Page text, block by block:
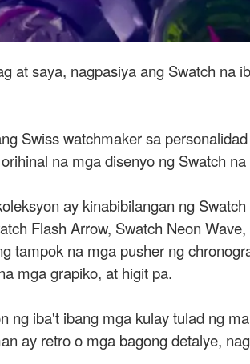
at saya, nagpasiya ang Swatch
Swiss watchmaker sa
na mga disenyo ng Swatch
ay kinabibilangan ng
Flash Arrow, Swatch Neon
tampok na mga pusher ng
mga grapiko, at higit pa.
ng iba't ibang mga kulay tulad ng
ay retro o mga bagong detalye,